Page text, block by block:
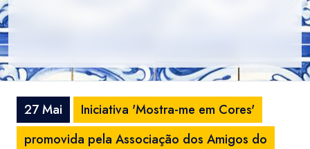
27 Mai
Iniciativa 'Mostra-me em Cores'
promovida pela Associação dos Amigos do